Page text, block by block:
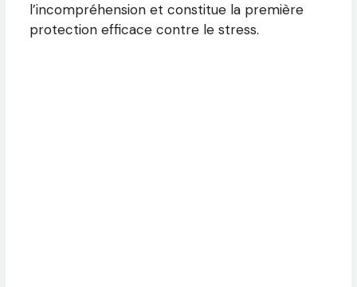
l’incompréhension et constitue la première
protection efficace contre le stress.